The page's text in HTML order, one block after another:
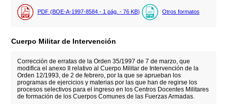
PDF (BOE-A-1997-8584 - 1 pág. - 76 KB) Otros formatos
Cuerpo Militar de Intervención
Corrección de erratas de la Orden 35/1997 de 7 de marzo, que
modifica el anexo II relativo al Cuerpo Militar de Intervención de la
Orden 12/1993, de 2 de febrero, por la que se aprueban los
programas de ejercicios y materias por las que han de regirse los
procesos selectivos para el ingreso en los Centros Docentes Militares
de formación de los Cuerpos Comunes de las Fuerzas Armadas.